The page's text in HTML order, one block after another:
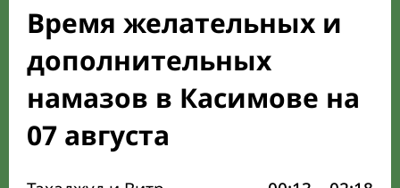
Время желательных и
дополнительных
намазов в Касимове на
07 августа